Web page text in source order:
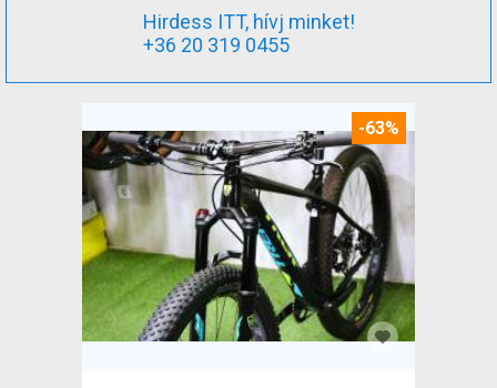
Hirdess ITT, hívj minket!
+36 20 319 0455
-63%